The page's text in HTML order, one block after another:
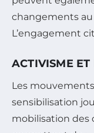
changements
L’engagement
ACTIVISME
Les
sensibilisation
mobilisation des